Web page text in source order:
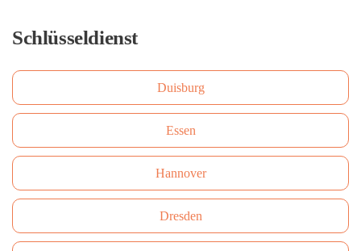
Schlüsseldienst
Duisburg
Essen
Hannover
Dresden